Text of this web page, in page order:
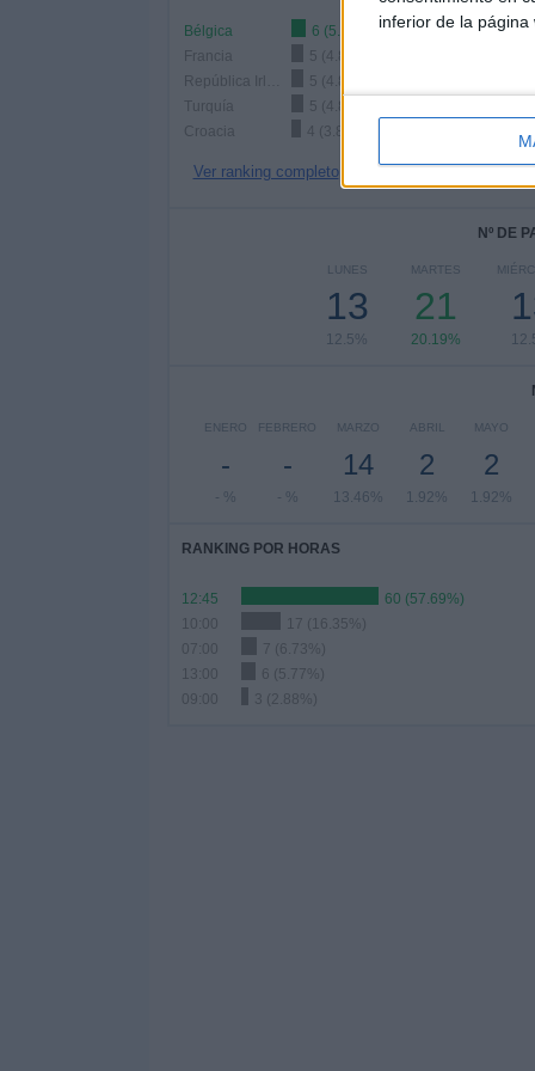
inferior de la página
Bélgica
6 (5.77%)
Francia
5 (4.81%)
5 (4.81%)
Turquía
5 (4.81%)
Croacia
4 (3.85%)
Ver ranking completo
Nº DE
LUNES
13
12.5%
MARTES
21
20.19%
ENERO
-
- %
FEBRERO
-
- %
MARZO
14
13.46%
ABRIL
2
1.92%
MAYO
2
1.92%
RANKING POR HORAS
12:45
60 (57.69%)
17 (16.35%)
07:00
7 (6.73%)
13:00
6 (5.77%)
09:00
3 (2.88%)